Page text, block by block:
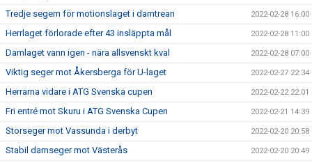
Tredje segern för motionslaget i damtrean 2022-02-28 16:00
Herrlaget förlorade efter 43 insläppta mål 2022-02-28 11:00
Damlaget vann igen - nära allsvenskt kval 2022-02-28 07:00
Viktig seger mot Åkersberga för U-laget 2022-02-27 22:34
Herrarna vidare i ATG Svenska cupen 2022-02-22 22:01
Fri entré mot Skuru i ATG Svenska Cupen 2022-02-21 14:39
Storseger mot Vassunda i derbyt 2022-02-20 20:58
Stabil damseger mot Västerås 2022-02-20 20:49